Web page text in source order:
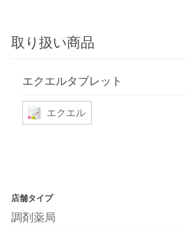
取り扱い商品
エクエルタブレット
エクエル
店舗タイプ
調剤薬局